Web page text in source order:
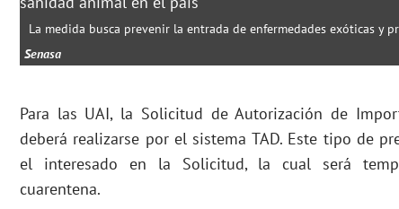
La medida busca prevenir la entrada de enfermedades exóticas y
Senasa
Para las UAI, la Solicitud de Autorización de
deberá realizarse por el sistema TAD. Este tipo de
el interesado en la Solicitud, la cual será
cuarentena.